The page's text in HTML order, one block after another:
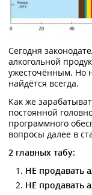
Сегодня
алкогольной
ужесточённым. Но
найдётся всегда.
Как же
постоянной
программного
вопросы далее в
2 главных табу:
НЕ продавать
НЕ продавать